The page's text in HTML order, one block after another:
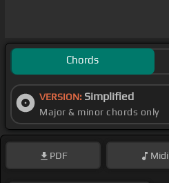
Chords
VERSION: Simplified
Major & minor chords only
PDF Midi